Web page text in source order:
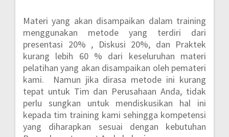
Materi yang akan disampaikan dalam training
menggunakan metode yang terdiri dari
presentasi 20% , Diskusi 20%, dan Praktek
kurang lebih 60 % dari keseluruhan materi
pelatihan yang akan disampaikan oleh pemateri
kami. Namun jika dirasa metode ini kurang
tepat untuk Tim dan Perusahaan Anda, tidak
perlu sungkan untuk mendiskusikan hal ini
kepada tim training kami sehingga kompetensi
yang diharapkan sesuai dengan kebutuhan